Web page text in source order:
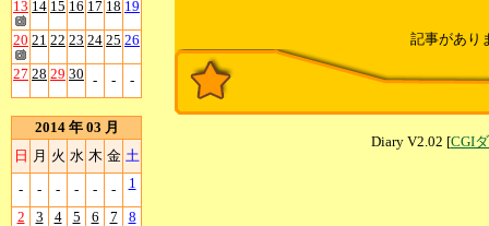
13 14 15 16 17 18 19
20 21 22 23 24 25 26
27 28 29 30 - - -
2014 年 03 月
日 月 火 水 木 金 土
- - - - - - 1
2 3 4 5 6 7 8
記事があり
Diary V2.02 [CGI